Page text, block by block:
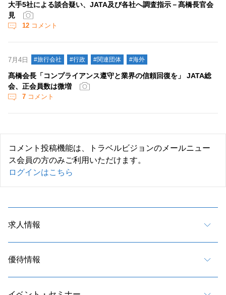
大手5社による談合疑い、JATA及び各社へ調査指示－髙橋長官会
見
12 コメント
7月4日 #旅行会社 #行政 #関連団体 #海外
髙橋会長「コンプライアンス遵守と業界の信頼回復を」 JATA総
会、正会員数は微増
7 コメント
コメント投稿機能は、トラベルビジョンのメールニュー
ス会員の方のみご利用いただけます。
ログインはこちら
求人情報
優待情報